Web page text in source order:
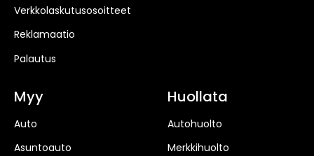
Verkkolaskutusosoitteet
Reklamaatio
Palautus
Myy
Auto
Asuntoauto
Huollata
Autohuolto
Merkkihuolto